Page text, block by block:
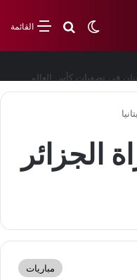
القائمةبحث عن
الوضع المظلم
في تصفيات كأس العالم
الجزائر
مباريات